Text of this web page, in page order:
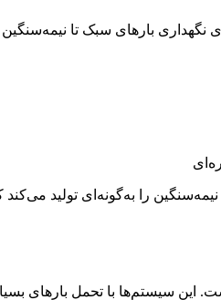
نگهداری بارهای سبک تا
را به‌گونه‌ای تولید می‌کند
این سیستم‌ها با تحمل بارهای